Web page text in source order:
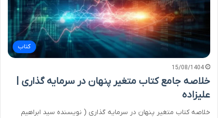
کتاب
15/08/1404
خلاصه جامع کتاب متغیر پنهان در سرمایه گذاری |
علیزاده
خلاصه کتاب متغیر پنهان در سرمایه گذاری ( نویسنده سید ابراهیم